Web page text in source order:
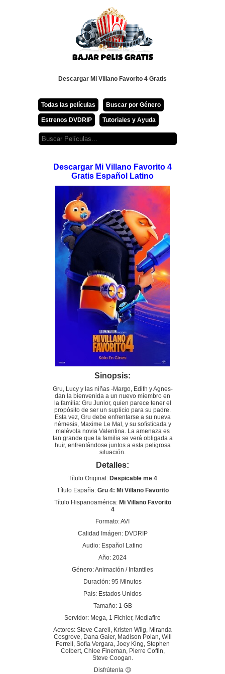
Descargar Mi Villano Favorito 4 Gratis
Todas las películas Buscar por Género
Estrenos DVDRIP Tutoriales y Ayuda
Descargar Mi Villano Favorito 4
Gratis Español Latino
Sinopsis:
Gru, Lucy y las niñas -Margo, Edith y Agnes-
dan la bienvenida a un nuevo miembro en
la familia: Gru Junior, quien parece tener el
propósito de ser un suplicio para su padre.
Esta vez, Gru debe enfrentarse a su nueva
némesis, Maxime Le Mal, y su sofisticada y
malévola novia Valentina. La amenaza es
tan grande que la familia se verá obligada a
huir, enfrentándose juntos a esta peligrosa
situación.
Detalles:
Título Original: Despicable me 4
Título España: Gru 4: Mi Villano Favorito
Título Hispanoamérica: Mi Villano Favorito
4
Formato: AVI
Calidad Imágen: DVDRIP
Audio: Español Latino
Año: 2024
Género: Animación / Infantiles
Duración: 95 Minutos
País: Estados Unidos
Tamaño: 1 GB
Servidor: Mega, 1 Fichier, Mediafire
Actores: Steve Carell, Kristen Wiig, Miranda
Cosgrove, Dana Gaier, Madison Polan, Will
Ferrell, Sofía Vergara, Joey King, Stephen
Colbert, Chloe Fineman, Pierre Coffin,
Steve Coogan.
Disfrútenla 😉